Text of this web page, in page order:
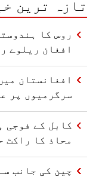
تازہ ترین
روس کا
افغان ریلوے
افغانستان
سرگرمیوں پر
کابل کے فوجی
محاذ کا راکٹ
چین کی جانب